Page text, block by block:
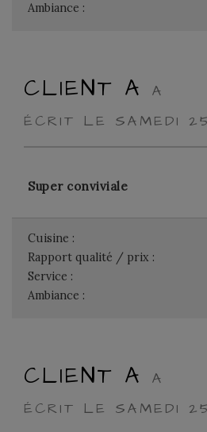
Ambiance :
CLIENT A
A
ÉCRIT LE SAMEDI
Super conviviale
Cuisine :
Rapport qualité / prix :
Service :
Ambiance :
CLIENT A
A
ÉCRIT LE SAMEDI